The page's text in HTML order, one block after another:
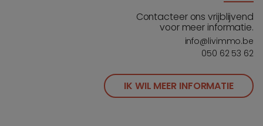
Contacteer ons vrijblijvend
voor meer informatie.
info@livimmo.be
050 62 53 62
IK WIL MEER INFORMATIE